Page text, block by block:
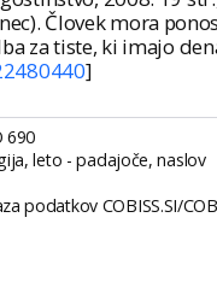
Človek mora
za tiste, ki imajo
]
690
leto - padajoče, naslov
podatkov COBISS.SI/